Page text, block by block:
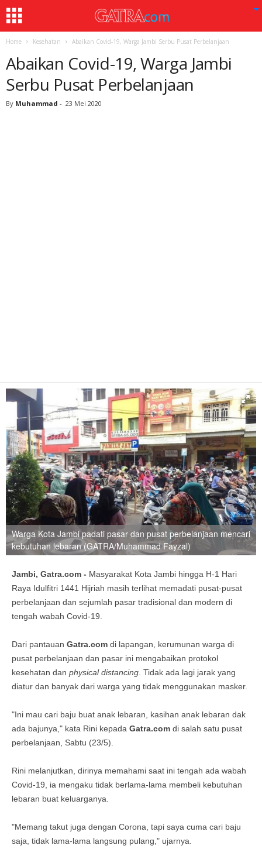
Home Kesehatan Abaikan Covid-19, Warga Jambi Serbu Pusat Perbelanjaan
Abaikan Covid-19, Warga Jambi
Serbu Pusat Perbelanjaan
By Muhammad - 23 Mei 2020
Warga Kota Jambi padati pasar dan pusat perbelanjaan mencari
kebutuhan lebaran (GATRA/Muhammad Fayzal)
Jambi, Gatra.com - Masyarakat Kota Jambi hingga H-1 Hari
Raya Idulfitri 1441 Hijriah masih terlihat memadati pusat-pusat
perbelanjaan dan sejumlah pasar tradisional dan modern di
tengah wabah Covid-19.
Dari pantauan Gatra.com di lapangan, kerumunan warga di
pusat perbelanjaan dan pasar ini mengabaikan protokol
kesehatan dan physical distancing . Tidak ada lagi jarak yang
diatur dan banyak dari warga yang tidak menggunakan masker.
"Ini mau cari baju buat anak lebaran, kasihan anak lebaran dak
ada bajunya," kata Rini kepada Gatra.com di salah satu pusat
perbelanjaan, Sabtu (23/5).
Rini melanjutkan, dirinya memahami saat ini tengah ada wabah
Covid-19, ia mengaku tidak berlama-lama membeli kebutuhan
lebaran buat keluarganya.
"Memang takut juga dengan Corona, tapi saya cuma cari baju
saja, tidak lama-lama langsung pulang," ujarnya.